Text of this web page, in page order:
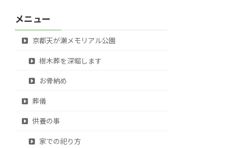
ー
メニュー
京都天が瀬メモリアル公園
樹木葬を深堀します
お骨納め
葬儀
供養の事
家での祀り方